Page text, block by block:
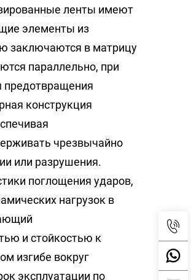
ленты имеют
элементы из
заключаются в матрицу
параллельно, при
конструкция
чрезвычайно
или разрушения.
поглощения ударов,
нагрузок в
и стойкостью к
изгибе вокруг
эксплуатации по